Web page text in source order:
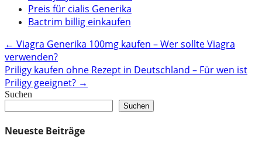
Preis für cialis Generika
Bactrim billig einkaufen
Post
navigation
← Viagra Generika 100mg kaufen – Wer sollte Viagra
verwenden?
Priligy kaufen ohne Rezept in Deutschland – Für wen ist
Priligy geeignet? →
Suchen
Suchen
Neueste Beiträge